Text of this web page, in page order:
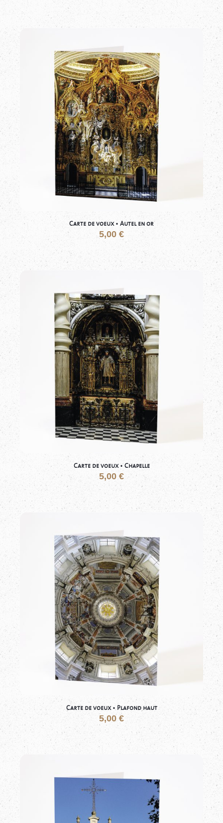
Carte de voeux • Autel en or
5,00 €
Carte de voeux • Chapelle
5,00 €
Carte de voeux • Plafond haut
5,00 €